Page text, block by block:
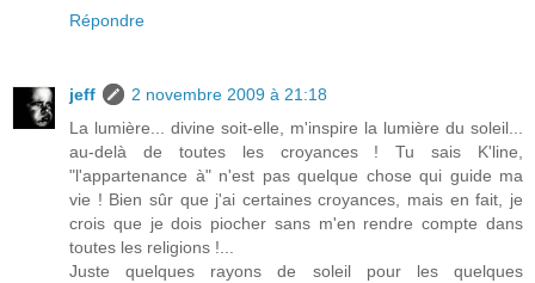
Répondre
jeff
2 novembre 2009 à 21:18
La lumière... divine soit-elle, m'inspire la lumière du soleil...
au-delà de toutes les croyances ! Tu sais K'line,
"l'appartenance à" n'est pas quelque chose qui guide ma
vie ! Bien sûr que j'ai certaines croyances, mais en fait, je
crois que je dois piocher sans m'en rendre compte dans
toutes les religions !...
Juste quelques rayons de soleil pour les quelques